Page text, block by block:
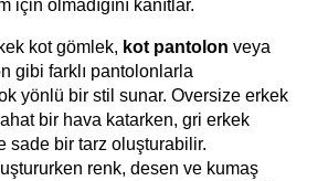
olmadığını kanıtlar.
kot gömlek, kot pantolon veya
gibi farklı pantolonlarla
yönlü bir stil sunar. Oversize erkek
bir hava katarken, gri erkek
sade bir tarz oluşturabilir.
renk, desen ve kumaş